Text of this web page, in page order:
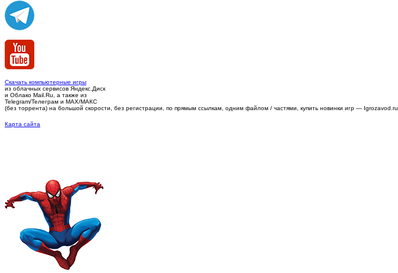
Скачать компьютерные игры
из облачных сервисов Яндекс.Диск
и Облако Mail.Ru, а также из
Telegram/Телеграм и MAX/МАКС
(без торрента) на большой скорости, без регистрации, по прямым ссылкам, одним файлом / частями, купить новинки игр — Igrozavod.ru
Карта сайта